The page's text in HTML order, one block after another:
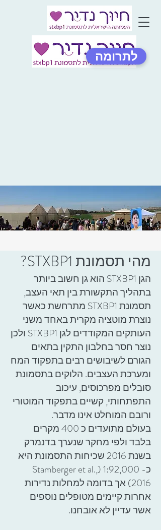
לתרומה
מהי תסמונת STXBP1?
הגן STXBP1 הוא גן חשוב ביותר
בתהליך התקשורת בין תאי העצב,
תסמונת STXBP1 מתרחשת כאשר
נוצרת מוטציה מקרית באחד משני
העותקים המקודדים לגן STXBP1 ולכן
נוצר חסר בחלבון התקין בתאים
הגורם לשיבושים רבים בתפקוד המח
ומערכת העצבים. הלוקים בתסמונת
סובלים מפרכוסים, עיכוב
התפתחותי, קשיים בתפקוד המוטורי
ורובם המוחלט אינו מדבר.
בעולם מתועדים כ 400 מקרים
בלבד ולפי מחקר שנערך בדנמרק
בשנת 2016 שכיחות התסמונת היא
כ- 1:92,000 (Stamberger et al.,
2016) אך בדומה למחלות נדירות
אחרות קיימים מטופלים נוספים
אשר עדיין לא אובחנו.